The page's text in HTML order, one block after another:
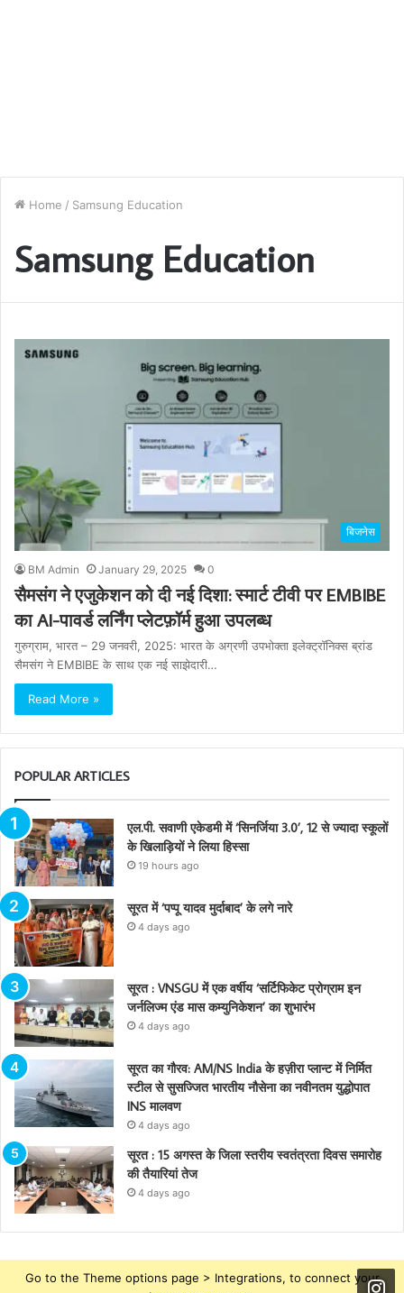
Home / Samsung Education
Samsung Education
बिजनेस
BM Admin January 29, 2025 0
सैमसंग ने एजुकेशन को दी नई दिशा: स्मार्ट टीवी पर EMBIBE
का AI-पावर्ड लर्निंग प्लेटफ़ॉर्म हुआ उपलब्ध
गुरुग्राम, भारत – 29 जनवरी, 2025: भारत के अग्रणी उपभोक्ता इलेक्ट्रॉनिक्स ब्रांड
सैमसंग ने EMBIBE के साथ एक नई साझेदारी…
Read More »
POPULAR ARTICLES
एल.पी. सवाणी एकेडमी में ‘सिनर्जिया 3.0’, 12 से ज्यादा स्कूलों
के खिलाड़ियों ने लिया हिस्सा
19 hours ago
सूरत में ‘पप्पू यादव मुर्दाबाद’ के लगे नारे
4 days ago
सूरत : VNSGU में एक वर्षीय ‘सर्टिफिकेट प्रोग्राम इन
जर्नलिज्म एंड मास कम्युनिकेशन’ का शुभारंभ
4 days ago
सूरत का गौरव: AM/NS India के हज़ीरा प्लान्ट में निर्मित
स्टील से सुसज्जित भारतीय नौसेना का नवीनतम युद्धोपात
INS मालवण
4 days ago
सूरत : 15 अगस्त के जिला स्तरीय स्वतंत्रता दिवस समारोह
की तैयारियां तेज
4 days ago
Go to the Theme options page > Integrations, to connect your